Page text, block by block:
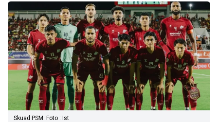
Skuad PSM. Foto : Ist